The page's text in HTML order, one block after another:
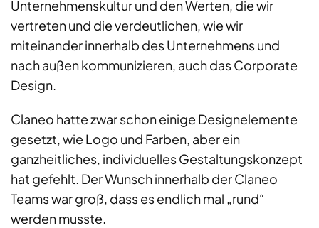
Unternehmenskultur und den Werten, die wir
vertreten und die verdeutlichen, wie wir
miteinander innerhalb des Unternehmens und
nach außen kommunizieren, auch das Corporate
Design.
Claneo hatte zwar schon einige Designelemente
gesetzt, wie Logo und Farben, aber ein
ganzheitliches, individuelles Gestaltungskonzept
hat gefehlt. Der Wunsch innerhalb der Claneo
Teams war groß, dass es endlich mal „rund“
werden musste.